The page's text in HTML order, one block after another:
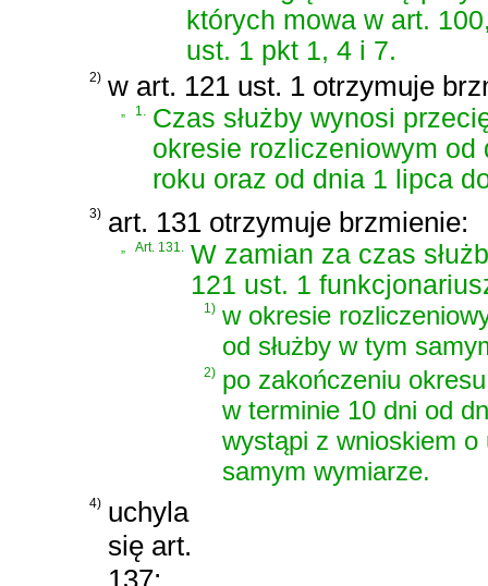
których mowa w art.
ust. 1 pkt 1, 4 i 7.
2) w art. 121 ust. 1 otrzymuje
„ 1. Czas służby wynosi
okresie rozliczeniowym
roku oraz od dnia 1 lipca
3) art. 131 otrzymuje brzmienie:
Art. 131.
W zamian za czas
121 ust. 1
1) w okresie
od służby w tym
2) po zakończeniu
w terminie 10 dni od
wystąpi z wnioskiem o
samym wymiarze.
4) uchyla
się art.
137;